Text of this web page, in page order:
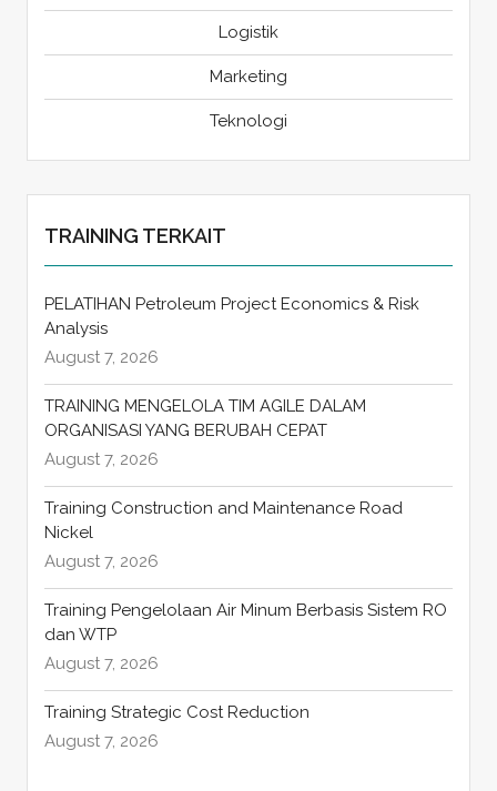
Logistik
Marketing
Teknologi
TRAINING TERKAIT
PELATIHAN Petroleum Project Economics & Risk
Analysis
August 7, 2026
TRAINING MENGELOLA TIM AGILE DALAM
ORGANISASI YANG BERUBAH CEPAT
August 7, 2026
Training Construction and Maintenance Road
Nickel
August 7, 2026
Training Pengelolaan Air Minum Berbasis Sistem RO
dan WTP
August 7, 2026
Training Strategic Cost Reduction
August 7, 2026